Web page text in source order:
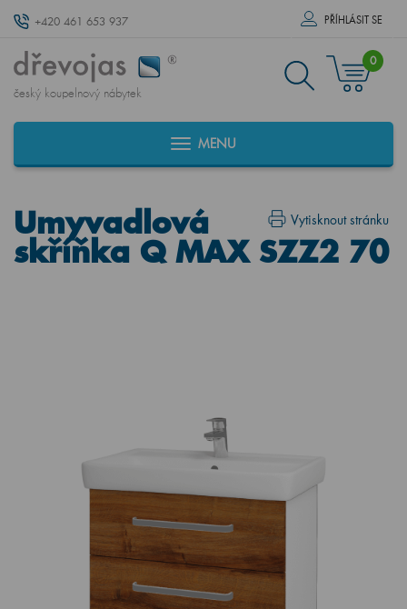
+420 461 653 937 PŘÍHLÁSIT SE
český koupelnový nábytek
0
MENU
Vytisknout stránku
Umyvadlová
skříňka Q MAX SZZ2 70